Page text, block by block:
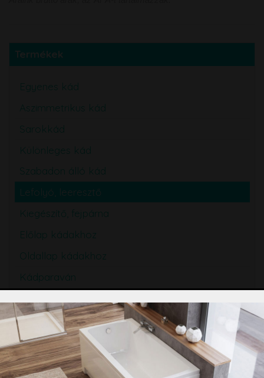
Termékek
Egyenes kád
Aszimmetrikus kád
Sarokkád
Különleges kád
Szabadon álló kád
Lefolyó, leeresztő
Kiegészítő, fejpárna
Előlap kádakhoz
Oldallap kádakhoz
Kádparaván
Hidromasszázs
Színterápia